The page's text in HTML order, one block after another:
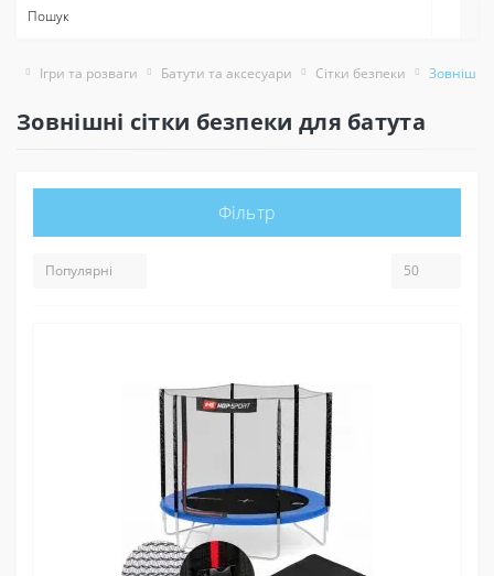
Ігри та розваги Батути та аксесуари Сітки безпеки Зовнішні
Зовнішні сітки безпеки для батута
Фільтр